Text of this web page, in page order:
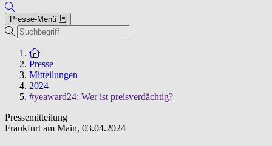
Presse-Menü
Suche
Zur Startseite
Presse
Mitteilungen
2024
#yeaward24: Wer ist preisverdächtig?
Pressemitteilung
Frankfurt am Main, 03.04.2024